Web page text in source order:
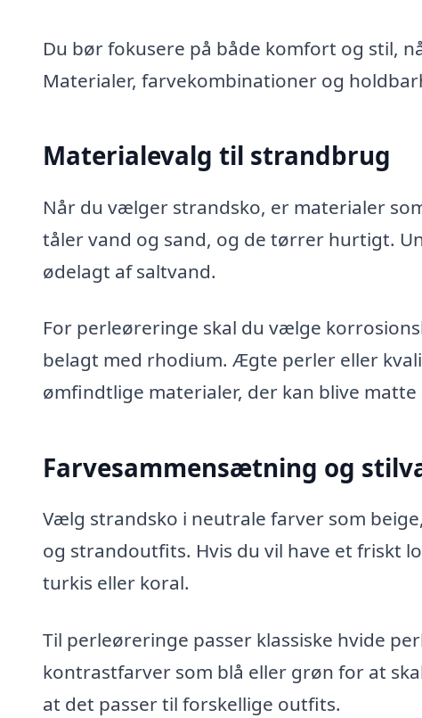
Du bør fokusere på både komfort og stil,
Materialer, farvekombinationer og
Materialevalg til strandbrug
Når du vælger strandsko, er materialer
tåler vand og sand, og de tørrer hurtigt.
ødelagt af saltvand.
For perleøreringe skal du vælge
belagt med rhodium. Ægte perler eller
ømfindtlige materialer, der kan blive matte
Farvesammensætning og
Vælg strandsko i neutrale farver som
og strandoutfits. Hvis du vil have et friskt
turkis eller koral.
Til perleøreringe passer klassiske hvide
kontrastfarver som blå eller grøn for at
at det passer til forskellige outfits.